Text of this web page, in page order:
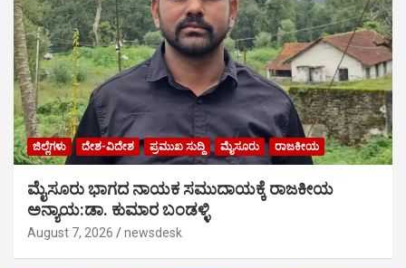
ಜಿಲ್ಲೆಗಳು ದೇಶ-ವಿದೇಶ ಪ್ರಮುಖ ಸುದ್ದಿ ಮೈಸೂರು ರಾಜಕೀಯ
ಮೈಸೂರು ಭಾಗದ ನಾಯಕ ಸಮುದಾಯಕ್ಕೆ ರಾಜಕೀಯ
ಅನ್ಯಾಯ:ಡಾ. ಕುಮಾರ ಬಂಡಳ್ಳಿ
August 7, 2026 newsdesk